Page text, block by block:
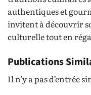
authentiques et
invitent à découvrir
culturelle tout en
Publications
Il n’y a pas d’entrée